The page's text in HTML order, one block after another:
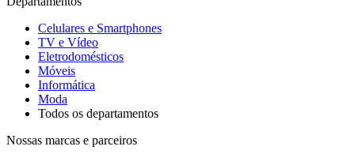
Celulares e Smartphones
TV e Vídeo
Eletrodomésticos
Móveis
Informática
Moda
Todos os departamentos
Nossas marcas e parceiros